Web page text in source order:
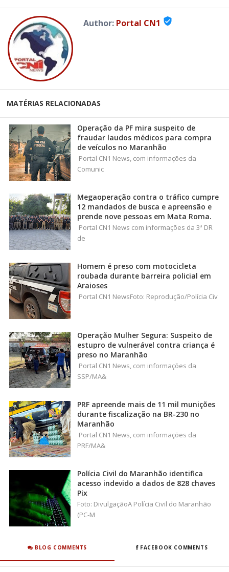
Author: Portal CN1 verified_user
MATÉRIAS RELACIONADAS
Operação da PF mira suspeito de
fraudar laudos médicos para compra
de veículos no Maranhão
Portal CN1 News, com informações da
Comunic
Megaoperação contra o tráfico cumpre
12 mandados de busca e apreensão e
prende nove pessoas em Mata Roma.
Portal CN1 News com informações da 3ª DR
de
Homem é preso com motocicleta
roubada durante barreira policial em
Araioses
Portal CN1 NewsFoto: Reprodução/Polícia Civ
Operação Mulher Segura: Suspeito de
estupro de vulnerável contra criança é
preso no Maranhão
Portal CN1 News, com informações da
SSP/MA&
PRF apreende mais de 11 mil munições
durante fiscalização na BR-230 no
Maranhão
Portal CN1 News, com informações da
PRF/MA&
Polícia Civil do Maranhão identifica
acesso indevido a dados de 828 chaves
Pix
Foto: DivulgaçãoA Polícia Civil do Maranhão
(PC-M
BLOG COMMENTS FACEBOOK COMMENTS